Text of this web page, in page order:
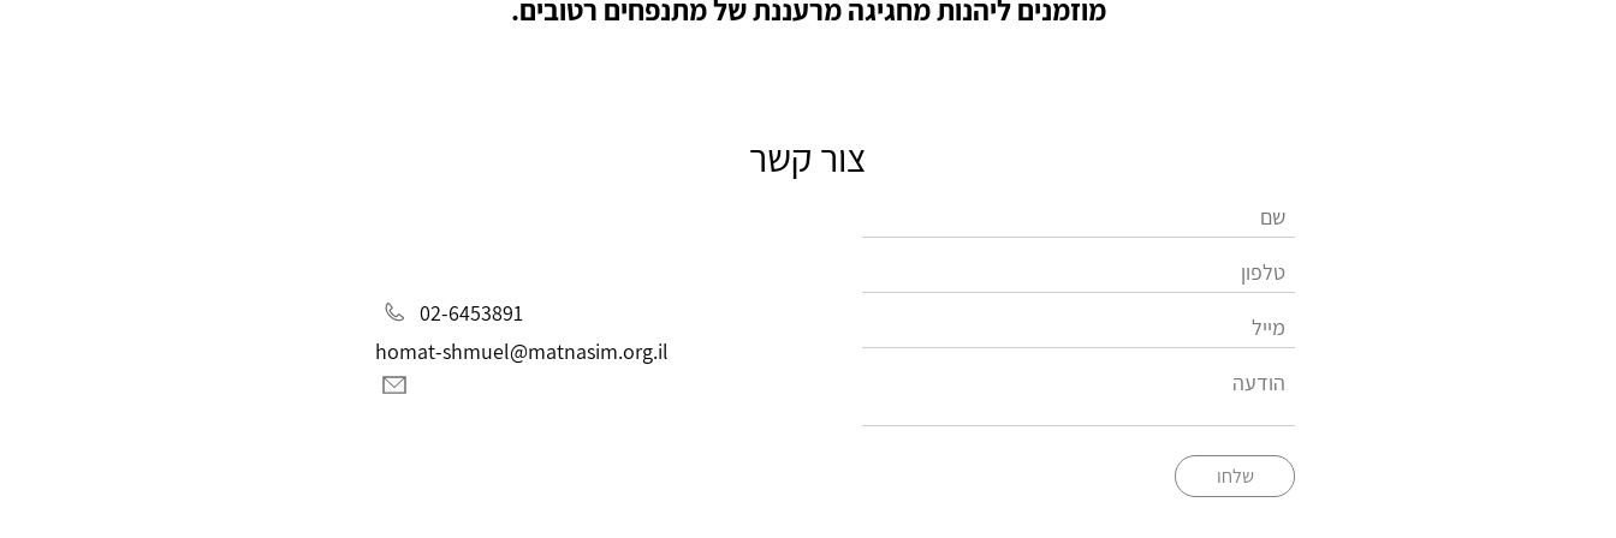
מוזמנים ליהנות מחגיגה מרעננת של מתנפחים רטובים.
צור קשר
שלחו
02-6453891
homat-shmuel@matnasim.org.il